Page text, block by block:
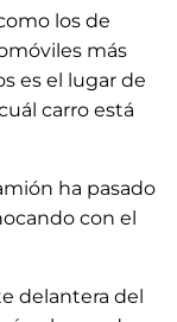
los de
más
es el lugar de
carro está
ha pasado
con el
delantera del